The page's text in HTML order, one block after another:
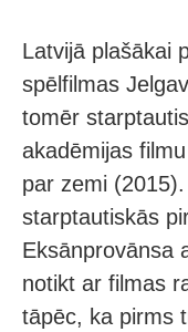
Latvijā plašākai
spēlfilmas
tomēr
akadēmijas
par zemi
starptautiskās
Eksānprovānsa
notikt ar filmas
tāpēc, ka pirms